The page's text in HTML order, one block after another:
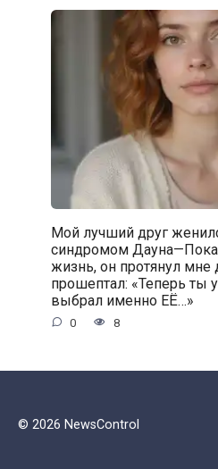
Мой лучший друг
синдромом Дауна—Пока
жизнь, он протянул мне
прошептал: «Теперь ты
выбрал именно ЕЁ…»
0 8
© 2026 NewsControl